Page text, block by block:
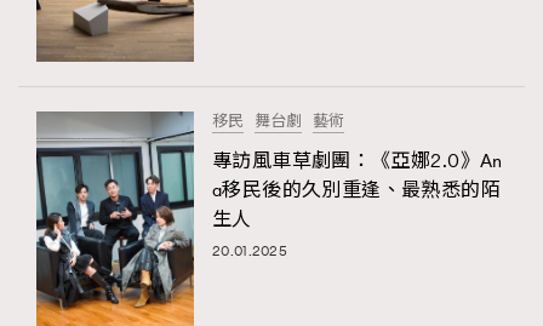
移民 舞台劇 藝術
專訪風車草劇團：《亞娜2.0》An
a移民後的久別重逢、最熟悉的陌
生人
20.01.2025